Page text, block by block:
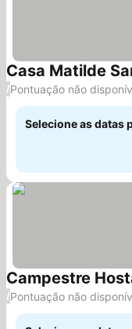
Casa Matilde
/Pontuação não
Selecione as datas
Campestre
/Pontuação não